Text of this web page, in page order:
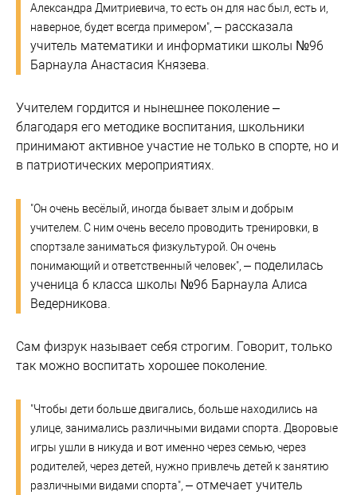
Александра Дмитриевича, то есть он для нас был, есть и,
наверное, будет всегда примером", – рассказала
учитель математики и информатики школы №96
Барнаула Анастасия Князева.
Учителем гордится и нынешнее поколение –
благодаря его методике воспитания, школьники
принимают активное участие не только в спорте, но и
в патриотических мероприятиях.
"Он очень весёлый, иногда бывает злым и добрым
учителем. С ним очень весело проводить тренировки, в
спортзале заниматься физкультурой. Он очень
понимающий и ответственный человек", – поделилась
ученица 6 класса школы №96 Барнаула Алиса
Ведерникова.
Сам физрук называет себя строгим. Говорит, только
так можно воспитать хорошее поколение.
"Чтобы дети больше двигались, больше находились на
улице, занимались различными видами спорта. Дворовые
игры ушли в никуда и вот именно через семью, через
родителей, через детей, нужно привлечь детей к занятию
различными видами спорта", – отмечает учитель